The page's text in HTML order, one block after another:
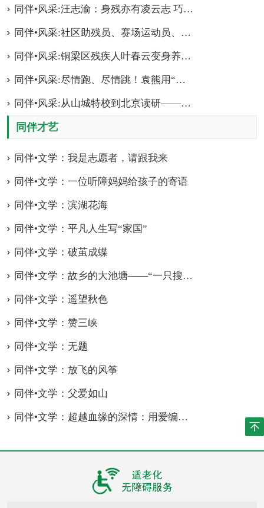
同伴•风采:汪志渝：身残亦有凌云志 巧手织梦展芳华
同伴•风采:社区助残员、赛场运动员、舞台歌唱者......李青始终保持热爱，唱响梦想和希望！
同伴•风采:铜梁区残疾人叶春云变身养殖大户
同伴•风采:尽情跑、尽情跳！袁熊用“速度与激情”，奏响田径运动奋进交响曲
同伴•风采:从山城特校到北京读研——视障女孩赵昱琪的漫漫求学路
同伴才艺
同伴•文学：我是志愿者，请跟我来
同伴•文学：一位听障妈妈给孩子的寄语
同伴•文学：滨湖花海
同伴•文学：平凡人生写“家国”
同伴•文学：破茧成蝶
同伴•文学：故乡的大池塘——“一只搜集童年声音的魔盒”
同伴•文学：遥望秋色
同伴•文学：赞三峡
同伴•文学：无题
同伴•文学：放飞的风筝
同伴•文学：父爱如山
同伴•文学：超越血缘的深情：用爱编织温暖的家